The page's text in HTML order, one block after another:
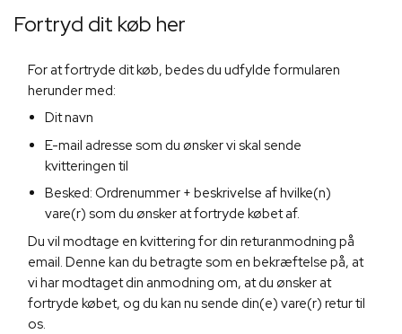
Fortryd dit køb her
For at fortryde dit køb, bedes du udfylde formularen
herunder med:
Dit navn
E-mail adresse som du ønsker vi skal sende
kvitteringen til
Besked: Ordrenummer + beskrivelse af hvilke(n)
vare(r) som du ønsker at fortryde købet af.
Du vil modtage en kvittering for din returanmodning på
email. Denne kan du betragte som en bekræftelse på, at
vi har modtaget din anmodning om, at du ønsker at
fortryde købet, og du kan nu sende din(e) vare(r) retur til
os.